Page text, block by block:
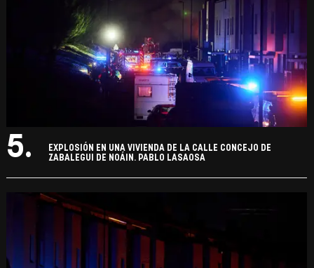
5.
EXPLOSIÓN EN UNA VIVIENDA DE LA CALLE CONCEJO DE
ZABALEGUI DE NOÁIN. PABLO LASAOSA